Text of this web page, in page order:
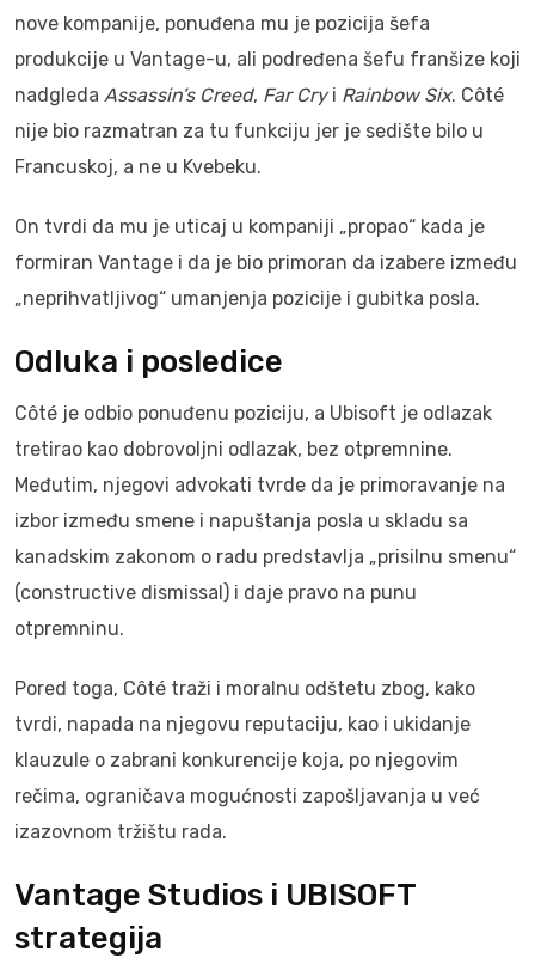
nove kompanije, ponuđena mu je pozicija šefa
produkcije u Vantage-u, ali podređena šefu franšize koji
nadgleda Assassin’s Creed, Far Cryi Rainbow Six. Côté
nije bio razmatran za tu funkciju jer je sedište bilo u
Francuskoj, a ne u Kvebeku.
On tvrdi da mu je uticaj u kompaniji „propao“ kada je
formiran Vantage i da je bio primoran da izabere između
„neprihvatljivog“ umanjenja pozicije i gubitka posla.
Odluka i posledice
Côté je odbio ponuđenu poziciju, a Ubisoft je odlazak
tretirao kao dobrovoljni odlazak, bez otpremnine.
Međutim, njegovi advokati tvrde da je primoravanje na
izbor između smene i napuštanja posla u skladu sa
kanadskim zakonom o radu predstavlja „prisilnu smenu“
(constructive dismissal) i daje pravo na punu
otpremninu.
Pored toga, Côté traži i moralnu odštetu zbog, kako
tvrdi, napada na njegovu reputaciju, kao i ukidanje
klauzule o zabrani konkurencije koja, po njegovim
rečima, ograničava mogućnosti zapošljavanja u već
izazovnom tržištu rada.
Vantage Studios i UBISOFT
strategija